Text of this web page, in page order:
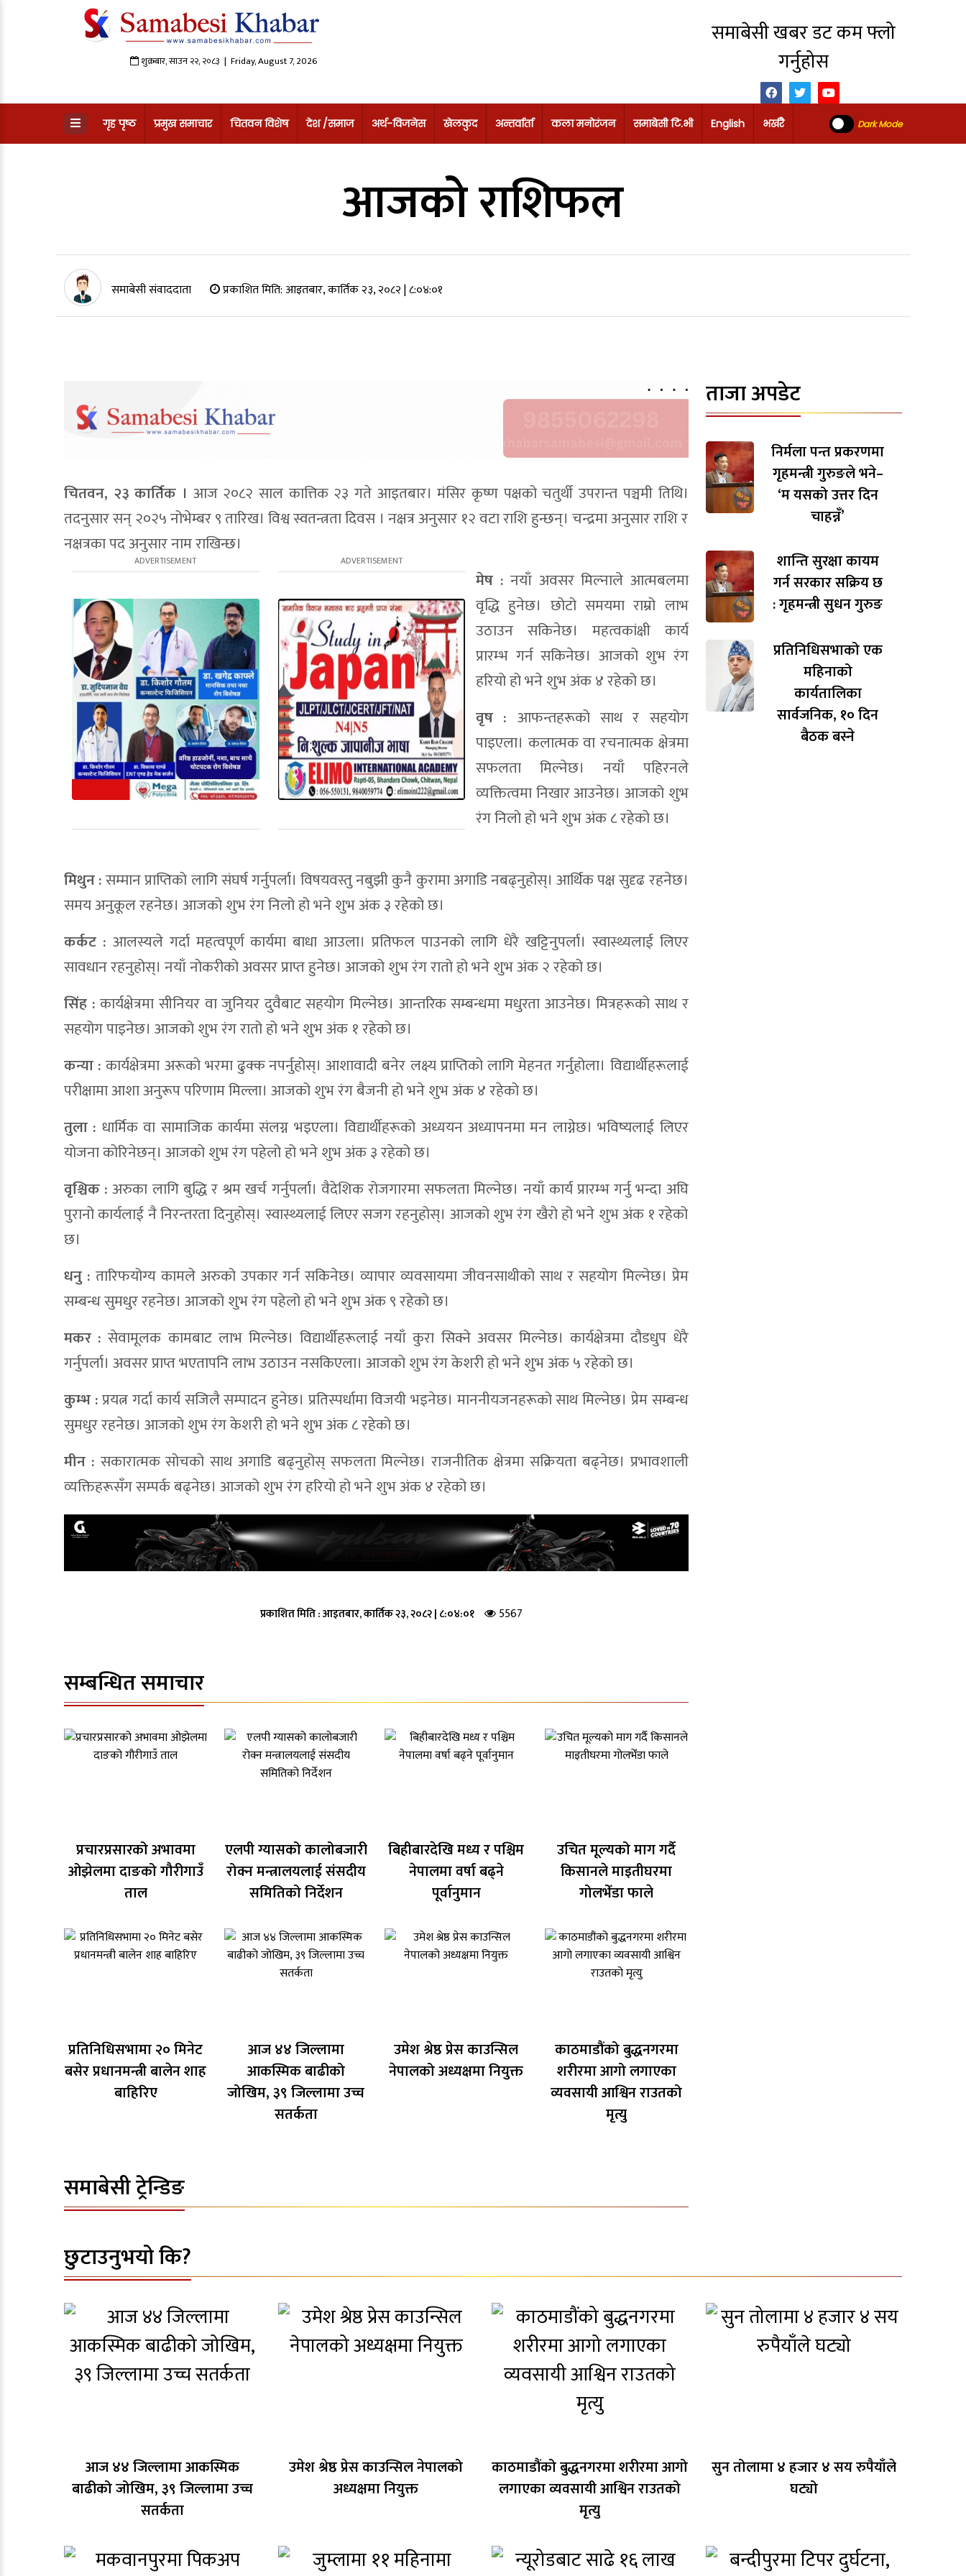
शुक्रबार,साउन२२,२०८३ | Friday, August 7, 2026
समाबेसी खबर डट कम फ्लो
गर्नुहोस
गृह पृष्ठ प्रमुख समाचार चितवन विशेष देश /समाज अर्थ-विजनेस खेलकुद अन्तर्वार्ता कला मनोरंजन समाबेसी टि.भी English भर्खरै Dark Mode
आजको राशिफल
समाबेसी संवाददाता प्रकाशित मिति: आइतबार, कार्तिक २३, २०८२| ८:०४:०१
चितवन, २३ कार्तिक । आज २०८२ साल कात्तिक २३ गते आइतबार। मंसिर कृष्ण पक्षको चतुर्थी उपरान्त पञ्चमी तिथि।
तदनुसार सन् २०२५ नोभेम्बर ९ तारिख। विश्व स्वतन्त्रता दिवस । नक्षत्र अनुसार १२ वटा राशि हुन्छन्। चन्द्रमा अनुसार राशि र
नक्षत्रका पद अनुसार नाम राखिन्छ।
मेष : नयाँ अवसर मिल्नाले आत्मबलमा
वृद्धि हुनेछ। छोटो समयमा राम्रो लाभ
उठाउन सकिनेछ। महत्वकांक्षी कार्य
प्रारम्भ गर्न सकिनेछ। आजको शुभ रंग
हरियो हो भने शुभ अंक ४ रहेको छ।
वृष : आफन्तहरूको साथ र सहयोग
पाइएला। कलात्मक वा रचनात्मक क्षेत्रमा
सफलता मिल्नेछ। नयाँ पहिरनले
व्यक्तित्वमा निखार आउनेछ। आजको शुभ
रंग निलो हो भने शुभ अंक ८ रहेको छ।
मिथुन :सम्मान प्राप्तिको लागि संघर्ष गर्नुपर्ला। विषयवस्तु नबुझी कुनै कुरामा अगाडि नबढ्नुहोस्। आर्थिक पक्ष सुदृढ रहनेछ।
समय अनुकूल रहनेछ। आजको शुभ रंग निलो हो भने शुभ अंक ३ रहेको छ।
कर्कट : आलस्यले गर्दा महत्वपूर्ण कार्यमा बाधा आउला। प्रतिफल पाउनको लागि धेरै खट्टिनुपर्ला। स्वास्थ्यलाई लिएर
सावधान रहनुहोस्। नयाँ नोकरीको अवसर प्राप्त हुनेछ। आजको शुभ रंग रातो हो भने शुभ अंक २ रहेको छ।
सिंह : कार्यक्षेत्रमा सीनियर वा जुनियर दुवैबाट सहयोग मिल्नेछ। आन्तरिक सम्बन्धमा मधुरता आउनेछ। मित्रहरूको साथ र
सहयोग पाइनेछ। आजको शुभ रंग रातो हो भने शुभ अंक १ रहेको छ।
कन्या : कार्यक्षेत्रमा अरूको भरमा ढुक्क नपर्नुहोस्। आशावादी बनेर लक्ष्य प्राप्तिको लागि मेहनत गर्नुहोला। विद्यार्थीहरूलाई
परीक्षामा आशा अनुरूप परिणाम मिल्ला। आजको शुभ रंग बैजनी हो भने शुभ अंक ४ रहेको छ।
तुला : धार्मिक वा सामाजिक कार्यमा संलग्न भइएला। विद्यार्थीहरूको अध्ययन अध्यापनमा मन लाग्नेछ। भविष्यलाई लिएर
योजना कोरिनेछन्। आजको शुभ रंग पहेलो हो भने शुभ अंक ३ रहेको छ।
वृश्चिक : अरुका लागि बुद्धि र श्रम खर्च गर्नुपर्ला। वैदेशिक रोजगारमा सफलता मिल्नेछ। नयाँ कार्य प्रारम्भ गर्नु भन्दा अघि
पुरानो कार्यलाई नै निरन्तरता दिनुहोस्। स्वास्थ्यलाई लिएर सजग रहनुहोस्। आजको शुभ रंग खैरो हो भने शुभ अंक १ रहेको
छ।
धनु : तारिफयोग्य कामले अरुको उपकार गर्न सकिनेछ। व्यापार व्यवसायमा जीवनसाथीको साथ र सहयोग मिल्नेछ। प्रेम
सम्बन्ध सुमधुर रहनेछ। आजको शुभ रंग पहेलो हो भने शुभ अंक ९ रहेको छ।
मकर : सेवामूलक कामबाट लाभ मिल्नेछ। विद्यार्थीहरूलाई नयाँ कुरा सिक्ने अवसर मिल्नेछ। कार्यक्षेत्रमा दौडधुप धेरै
गर्नुपर्ला। अवसर प्राप्त भएतापनि लाभ उठाउन नसकिएला। आजको शुभ रंग केशरी हो भने शुभ अंक ५ रहेको छ।
कुम्भ :प्रयत्न गर्दा कार्य सजिलै सम्पादन हुनेछ। प्रतिस्पर्धामा विजयी भइनेछ। माननीयजनहरूको साथ मिल्नेछ। प्रेम सम्बन्ध
सुमधुर रहनेछ। आजको शुभ रंग केशरी हो भने शुभ अंक ८ रहेको छ।
मीन : सकारात्मक सोचको साथ अगाडि बढ्नुहोस् सफलता मिल्नेछ। राजनीतिक क्षेत्रमा सक्रियता बढ्नेछ। प्रभावशाली
व्यक्तिहरूसँग सम्पर्क बढ्नेछ। आजको शुभ रंग हरियो हो भने शुभ अंक ४ रहेको छ।
प्रकाशित मिति :आइतबार, कार्तिक २३, २०८२| ८:०४:०१ 5567
सम्बन्धित समाचार
प्रचारप्रसारको अभावमा
ओझेलमा दाङको गौरीगाउँ
ताल
एलपी ग्यासको कालोबजारी
रोक्न मन्त्रालयलाई संसदीय
समितिको निर्देशन
बिहीबारदेखि मध्य र पश्चिम
नेपालमा वर्षा बढ्ने
पूर्वानुमान
उचित मूल्यको माग गर्दै
किसानले माइतीघरमा
गोलभेँडा फाले
प्रतिनिधिसभामा २० मिनेट
बसेर प्रधानमन्त्री बालेन शाह
बाहिरिए
आज ४४ जिल्लामा
आकस्मिक बाढीको
जोखिम, ३९ जिल्लामा उच्च
सतर्कता
उमेश श्रेष्ठ प्रेस काउन्सिल
नेपालको अध्यक्षमा नियुक्त
काठमाडौंको बुद्धनगरमा
शरीरमा आगो लगाएका
व्यवसायी आश्विन राउतको
मृत्यु
समाबेसी ट्रेन्डिङ
ताजा अपडेट
निर्मला पन्त प्रकरणमा
गृहमन्त्री गुरुङले भने–
‘म यसको उत्तर दिन
चाहन्नँ’
शान्ति सुरक्षा कायम
गर्न सरकार सक्रिय छ
: गृहमन्त्री सुधन गुरुङ
प्रतिनिधिसभाको एक
महिनाको
कार्यतालिका
सार्वजनिक, १० दिन
बैठक बस्ने
छुटाउनुभयो कि?
आज ४४ जिल्लामा आकस्मिक
बाढीको जोखिम, ३९ जिल्लामा उच्च
सतर्कता
उमेश श्रेष्ठ प्रेस काउन्सिल नेपालको
अध्यक्षमा नियुक्त
काठमाडौंको बुद्धनगरमा शरीरमा आगो
लगाएका व्यवसायी आश्विन राउतको
मृत्यु
सुन तोलामा ४ हजार ४ सय रुपैयाँले
घट्यो